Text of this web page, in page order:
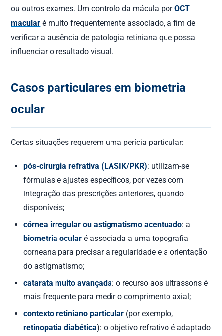
ou outros exames. Um controlo da mácula porOCT
macular é muito frequentemente associado, a fim de
verificar a ausência de patologia retiniana que possa
influenciar o resultado visual.
Casos particulares em biometria
ocular
Certas situações requerem uma perícia particular:
pós-cirurgia refrativa (LASIK/PKR): utilizam-se
fórmulas e ajustes específicos, por vezes com
integração das prescrições anteriores, quando
disponíveis;
córnea irregular ou astigmatismo acentuado: a
biometria ocular é associada a uma topografia
corneana para precisar a regularidade e a orientação
do astigmatismo;
catarata muito avançada: o recurso aos ultrassons é
mais frequente para medir o comprimento axial;
contexto retiniano particular (por exemplo,
retinopatia diabética): o objetivo refrativo é adaptado